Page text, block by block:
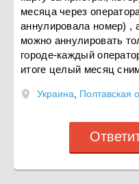
месяца через
аннулировала номер) ,
можно аннулировать
городе-каждый
итоге целый месяц
Украина Полтавская